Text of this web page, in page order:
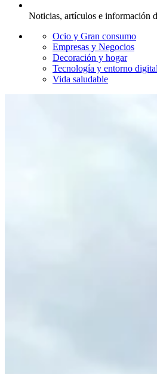
Noticias, artículos e información
Ocio y Gran consumo
Empresas y Negocios
Decoración y hogar
Tecnología y entorno digital
Vida saludable